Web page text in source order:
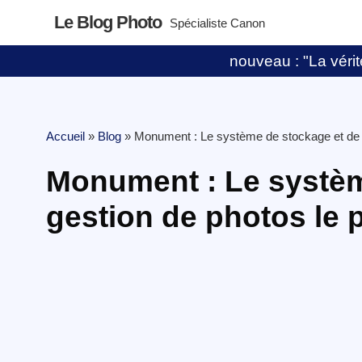
Le Blog Photo Spécialiste Canon
nouveau : "La
Accueil » Blog » Monument : Le système de stockage et
Monument : Le
gestion de photos le